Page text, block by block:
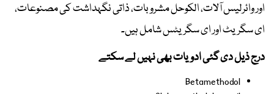
اور وائرلیس آلات، الکوحل مشروبات، ذاتی نگہداشت کی مصنوعات،
ای سگریٹ اور ای سگریٹس شامل ہیں۔
درج ذیل دی گئی ادویات بھی نہیں لے سکتے
Betamethodol